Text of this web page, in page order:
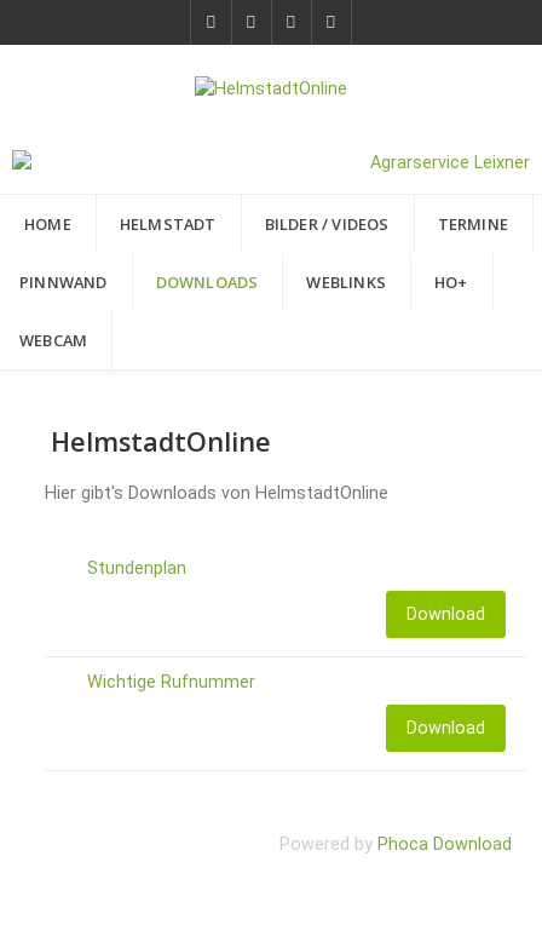
HOME HELMSTADT BILDER / VIDEOS TERMINE
PINNWAND DOWNLOADS WEBLINKS HO+
WEBCAM
HelmstadtOnline
Hier gibt's Downloads von HelmstadtOnline
Stundenplan
Download
Wichtige Rufnummer
Download
Powered by Phoca Download